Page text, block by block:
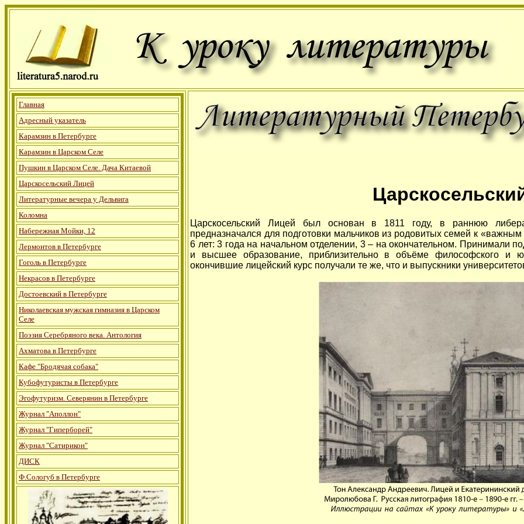
Главная
Адресный указатель
Карамзин в Петербурге
Карамзин в Царском Селе
Пушкин в Царском Селе. Дача Китаевой
Царскосельский Лицей
Литературные вечера у Дельвига
Коломна
Набережная Мойки, 12
Лермонтов в Петербурге
Гоголь в Петербурге
Некрасов в Петербурге
Достоевский в Петербурге
Николаевская мужская гимназия в Царском
Селе
Поэзия Серебряного века. Антология
Ахматова в Петербурге
Кафе "Бродячая собака"
Кубофутуристы в Петербурге
Эгофутуризм. Северянин в Петербурге
Журнал "Аполлон"
Журнал "Гиперборей"
Журнал "Сатирикон"
ДИСК
Ф.Сологуб в Петербурге
Царскосельский Лицей был основан в 1811 году, в раннюю
предназначался для подготовки мальчиков из родовитых семей к
6 лет: 3 года на начальном отделении, 3 – на окончательном. Принимали
и высшее образование, приблизительно в объёме философского и
окончившие лицейский курс получали те же, что и выпускники